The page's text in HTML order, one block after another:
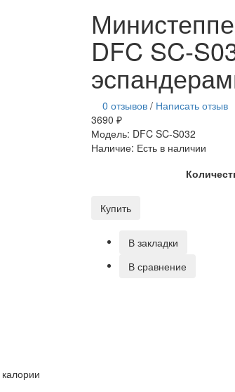
DFC SC-
0 отзывов / Написать отзыв
3690 ₽
Модель: DFC SC-S032
Наличие: Есть в наличии
Купить
В закладки
В сравнение